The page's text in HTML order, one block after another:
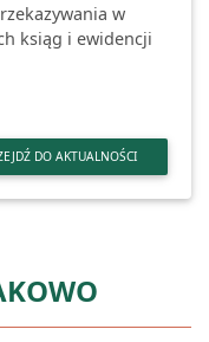
w
ksiąg i ewidencji
DO AKTUALNOŚCI